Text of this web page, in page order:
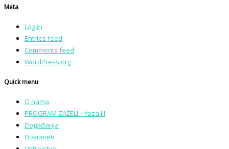
Meta
Log in
Entries feed
Comments feed
WordPress.org
Quick menu
O nama
PROGRAM ZAŽELI – faza III
Događanja
Dokumeti